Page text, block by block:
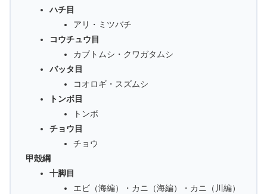
ハチ目
アリ・ミツバチ
コウチュウ目
カブトムシ・クワガタムシ
バッタ目
コオロギ・スズムシ
トンボ目
トンボ
チョウ目
チョウ
甲殻綱
十脚目
エビ（海編）・カニ（海編）・カニ（川編）